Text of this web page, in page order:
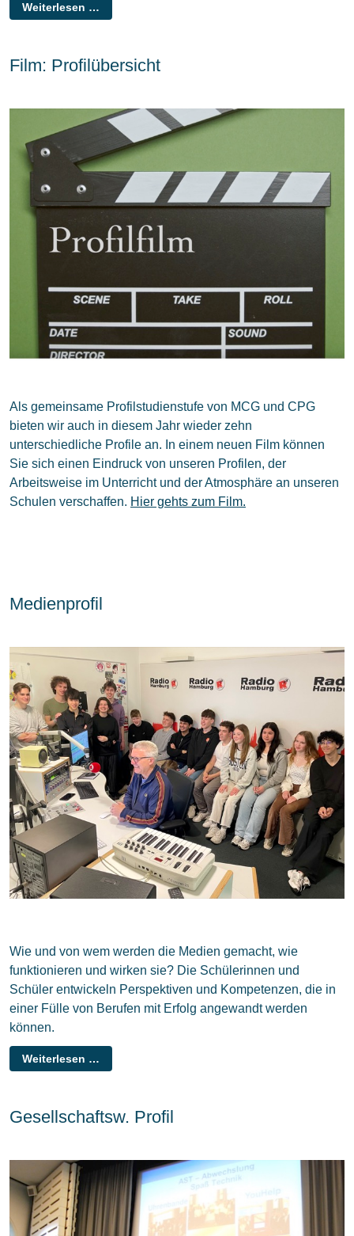
Weiterlesen …
Film: Profilübersicht
Als gemeinsame Profilstudienstufe von MCG und CPG
bieten wir auch in diesem Jahr wieder zehn
unterschiedliche Profile an. In einem neuen Film können
Sie sich einen Eindruck von unseren Profilen, der
Arbeitsweise im Unterricht und der Atmosphäre an unseren
Schulen verschaffen. Hier gehts zum Film.
Medienprofil
Wie und von wem werden die Medien gemacht, wie
funktionieren und wirken sie? Die Schülerinnen und
Schüler entwickeln Perspektiven und Kompetenzen, die in
einer Fülle von Berufen mit Erfolg angewandt werden
können.
Weiterlesen …
Gesellschaftsw. Profil